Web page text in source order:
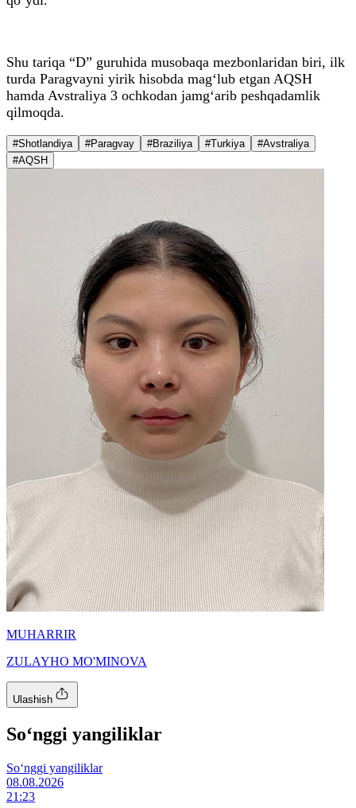
Shu tariqa “D” guruhida musobaqa mezbonlaridan biri, ilk
turda Paragvayni yirik hisobda mag‘lub etgan AQSH
hamda Avstraliya 3 ochkodan jamg‘arib peshqadamlik
qilmoqda.
#Shotlandiya #Paragvay #Braziliya #Turkiya
#Avstraliya
#AQSH
MUHARRIR
ZULAYHO MO'MINOVA
Ulashish
So‘nggi yangiliklar
So‘nggi yangiliklar
08.08.2026
21:23